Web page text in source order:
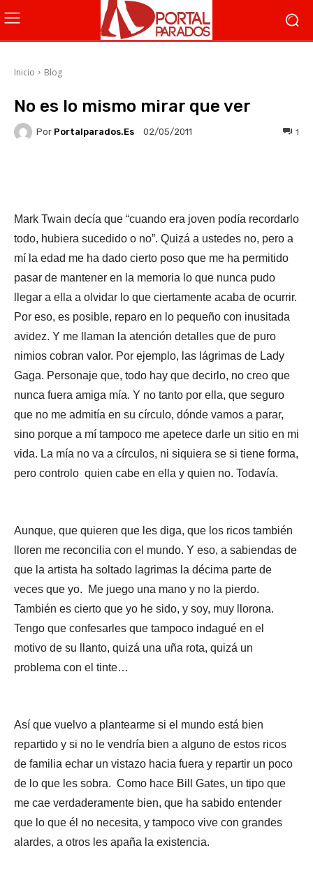
Inicio Blog
No es lo mismo mirar que ver
Por Portalparados.es 02/05/2011 1
Mark Twain decía que “cuando era joven podía recordarlo
todo, hubiera sucedido o no”. Quizá a ustedes no, pero a
mí la edad me ha dado cierto poso que me ha permitido
pasar de mantener en la memoria lo que nunca pudo
llegar a ella a olvidar lo que ciertamente acaba de ocurrir.
Por eso, es posible, reparo en lo pequeño con inusitada
avidez. Y me llaman la atención detalles que de puro
nimios cobran valor. Por ejemplo, las lágrimas de Lady
Gaga. Personaje que, todo hay que decirlo, no creo que
nunca fuera amiga mía. Y no tanto por ella, que seguro
que no me admitía en su círculo, dónde vamos a parar,
sino porque a mí tampoco me apetece darle un sitio en mi
vida. La mía no va a círculos, ni siquiera se si tiene forma,
pero controlo quien cabe en ella y quien no. Todavía.
Aunque, que quieren que les diga, que los ricos también
lloren me reconcilia con el mundo. Y eso, a sabiendas de
que la artista ha soltado lagrimas la décima parte de
veces que yo. Me juego una mano y no la pierdo.
También es cierto que yo he sido, y soy, muy llorona.
Tengo que confesarles que tampoco indagué en el
motivo de su llanto, quizá una uña rota, quizá un
problema con el tinte…
Así que vuelvo a plantearme si el mundo está bien
repartido y si no le vendría bien a alguno de estos ricos
de familia echar un vistazo hacia fuera y repartir un poco
de lo que les sobra. Como hace Bill Gates, un tipo que
me cae verdaderamente bien, que ha sabido entender
que lo que él no necesita, y tampoco vive con grandes
alardes, a otros les apaña la existencia.